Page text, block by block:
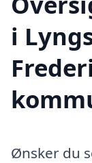
i
Ønsker du